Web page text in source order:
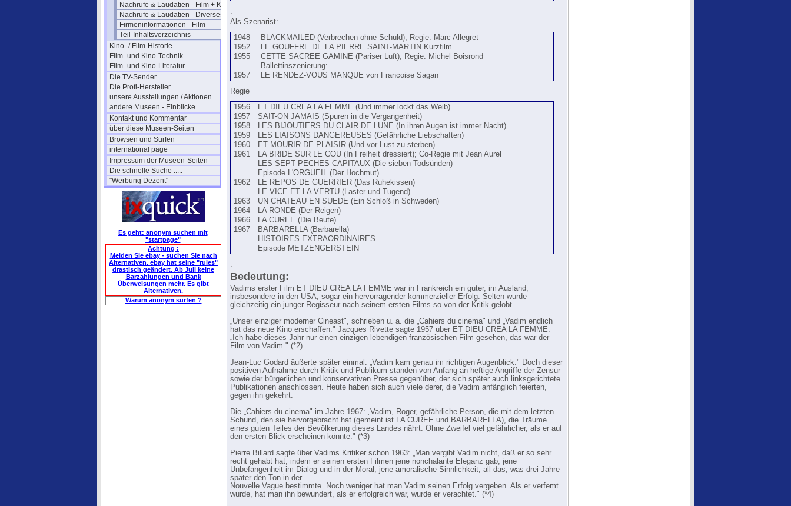
Nachrufe & Laudatien - Film + Kino
Nachrufe & Laudatien - Diverses
Firmeninformationen - Film
Teil-Inhaltsverzeichnis
Kino- / Film-Historie
Film- und Kino-Technik
Film- und Kino-Literatur
Die TV-Sender
Die Profi-Hersteller
unsere Ausstellungen / Aktionen
andere Museen - Einblicke
Kontakt und Kommentar
über diese Museen-Seiten
Browsen und Surfen
international page
Impressum der Museen-Seiten
Die schnelle Suche .....
"Werbung Dezent"
Es geht: anonym suchen mit
"startpage"
Achtung :
Meiden Sie ebay - suchen Sie nach
Alternativen. ebay hat seine "rules"
drastisch geändert. Ab Juli keine
Barzahlungen und Bank
Überweisungen mehr. Es gibt
Alternativen.
Warum anonym surfen ?
.
Als Szenarist:
1948
BLACKMAILED (Verbrechen ohne Schuld); Regie: Marc Allegret
1952
LE GOUFFRE DE LA PIERRE SAINT-MARTIN Kurzfilm
1955
CETTE SACREE GAMINE (Pariser Luft); Regie: Michel Boisrond
Ballettinszenierung:
1957
LE RENDEZ-VOUS MANQUE von Francoise Sagan
Regie
1956
ET DIEU CREA LA FEMME (Und immer lockt das Weib)
1957
SAIT-ON JAMAIS (Spuren in die Vergangenheit)
1958
LES BIJOUTIERS DU CLAIR DE LUNE (In ihren Augen ist immer Nacht)
1959
LES LIAISONS DANGEREUSES (Gefährliche Liebschaften)
1960
ET MOURIR DE PLAISIR (Und vor Lust zu sterben)
1961
LA BRIDE SUR LE COU (In Freiheit dressiert); Co-Regie mit Jean Aurel
LES SEPT PECHES CAPITAUX (Die sieben Todsünden)
Episode L'ORGUEIL (Der Hochmut)
1962
LE REPOS DE GUERRIER (Das Ruhekissen)
LE VICE ET LA VERTU (Laster und Tugend)
1963
UN CHATEAU EN SUEDE (Ein Schloß in Schweden)
1964
LA RONDE (Der Reigen)
1966
LA CUREE (Die Beute)
1967
BARBARELLA (Barbarella)
HISTOIRES EXTRAORDINAIRES
Episode METZENGERSTEIN
.
Bedeutung:
Vadims erster Film ET DIEU CREA LA FEMME war in Frankreich ein guter, im Ausland,
insbesondere in den USA, sogar ein hervorragender kommerzieller Erfolg. Selten wurde
gleichzeitig ein junger Regisseur nach seinem ersten Films so von der Kritik gelobt.
„Unser einziger moderner Cineast", schrieben u. a. die „Cahiers du cinema" und „Vadim endlich
hat das neue Kino erschaffen." Jacques Rivette sagte 1957 über ET DIEU CREA LA FEMME:
„Ich habe dieses Jahr nur einen einzigen lebendigen französischen Film gesehen, das war der
Film von Vadim." (*2)
Jean-Luc Godard äußerte später einmal: „Vadim kam genau im richtigen Augenblick." Doch dieser
positiven Aufnahme durch Kritik und Publikum standen von Anfang an heftige Angriffe der Zensur
sowie der bürgerlichen und konservativen Presse gegenüber, der sich später auch linksgerichtete
Publikationen anschlossen. Heute haben sich auch viele derer, die Vadim anfänglich feierten,
gegen ihn gekehrt.
Die „Cahiers du cinema" im Jahre 1967: „Vadim, Roger, gefährliche Person, die mit dem letzten
Schund, den sie hervorgebracht hat (gemeint ist LA CUREE und BARBARELLA), die Träume
eines guten Teiles der Bevölkerung dieses Landes nährt. Ohne Zweifel viel gefährlicher, als er auf
den ersten Blick erscheinen könnte." (*3)
Pierre Billard sagte über Vadims Kritiker schon 1963: „Man vergibt Vadim nicht, daß er so sehr
recht gehabt hat, indem er seinen ersten Filmen jene nonchalante Eleganz gab, jene
Unbefangenheit im Dialog und in der Moral, jene amoralische Sinnlichkeit, all das, was drei Jahre
später den Ton in der
Nouvelle Vague bestimmte. Noch weniger hat man Vadim seinen Erfolg vergeben. Als er verfemt
wurde, hat man ihn bewundert, als er erfolgreich war, wurde er verachtet." (*4)